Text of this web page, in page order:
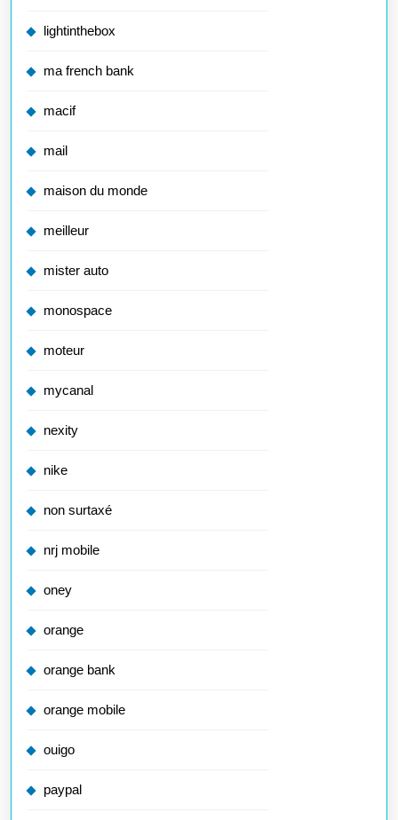
lightinthebox
ma french bank
macif
mail
maison du monde
meilleur
mister auto
monospace
moteur
mycanal
nexity
nike
non surtaxé
nrj mobile
oney
orange
orange bank
orange mobile
ouigo
paypal